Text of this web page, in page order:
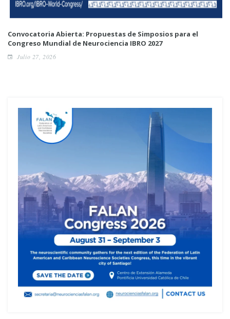
Convocatoria Abierta: Propuestas de Simposios para el
Congreso Mundial de Neurociencia IBRO 2027
Julio 27, 2026